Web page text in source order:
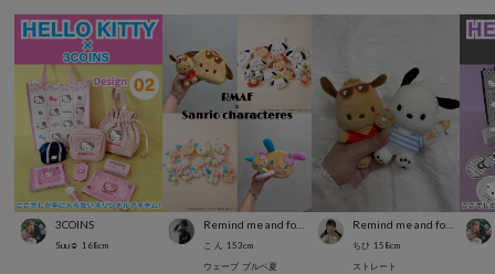
3COINS
Suu☺︎ 168cm こ ん 153cm
ウェーブ ブルベ夏
Remind me and forever
ちひ 158cm
ストレート